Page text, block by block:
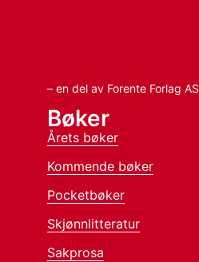
– en del av Forente Forlag AS
Bøker
Årets bøker
Kommende bøker
Pocketbøker
Skjønnlitteratur
Sakprosa